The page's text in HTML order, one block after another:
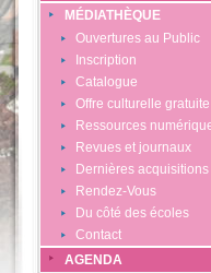
MÉDIATHÈQUE
Ouvertures au Public
Inscription
Catalogue
Offre culturelle gratuite
Ressources
Revues et journaux
Dernières acquisitions
Rendez-Vous
Du côté des écoles
Contact
AGENDA